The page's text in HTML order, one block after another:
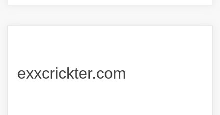
exxcrickter.com